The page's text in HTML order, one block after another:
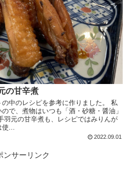
の甘辛煮
中のレシピを参考に作りました。 私
で、煮物はいつも「酒・砂糖・醤油」
羽元の甘辛煮も、レシピではみりんが
...
2022.09.01
ンサーリンク